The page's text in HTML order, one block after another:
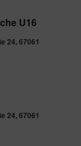
U16
24, 67061
24, 67061